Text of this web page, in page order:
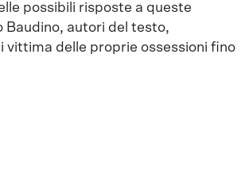
possibili risposte a queste
Baudino, autori del testo,
vittima delle proprie ossessioni fino